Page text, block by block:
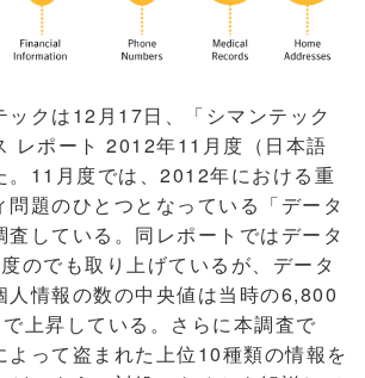
ックは12月17日、「シマンテック
レポート 2012年11月度（日本語
。11月度では、2012年における重
問題のひとつとなっている「データ
している。同レポートではデータ
のでも取り上げているが、データ
人情報の数の中央値は当時の6,800
上昇している。さらに本調査で
よって盗まれた上位10種類の情報を